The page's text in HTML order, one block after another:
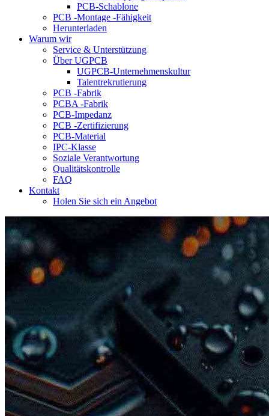
PCB-Schablone
PCB -Montage -Fähigkeit
Herunterladen
Warum wir
Service & Unterstützung
Über UGPCB
UGPCB-Unternehmenskultur
Talentrekrutierung
PCB -Fabrik
PCBA -Fabrik
PCB-Impedanz
PCB -Zertifizierung
PCB-Material
IPC-Klasse
Soziale Verantwortung
Qualitätskontrolle
FAQ
Kontakt
Holen Sie sich ein Angebot